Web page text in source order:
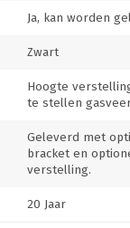
Ja, kan worden
Zwart
Hoogte
te stellen
Geleverd met
bracket en
verstelling.
20 Jaar